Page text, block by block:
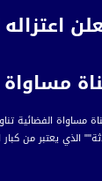
الذي يعتبر من